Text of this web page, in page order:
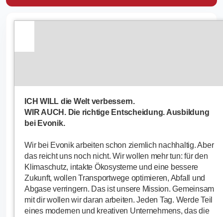
ICH WILL die Welt verbessern.
WIR AUCH. Die richtige Entscheidung. Ausbildung
bei Evonik.
Wir bei Evonik arbeiten schon ziemlich nachhaltig. Aber
das reicht uns noch nicht. Wir wollen mehr tun: für den
Klimaschutz, intakte Ökosysteme und eine bessere
Zukunft, wollen Transportwege optimieren, Abfall und
Abgase verringern. Das ist unsere Mission. Gemeinsam
mit dir wollen wir daran arbeiten. Jeden Tag. Werde Teil
eines modernen und kreativen Unternehmens, das die